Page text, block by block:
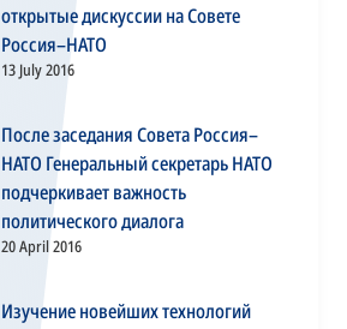
открытые дискуссии на Совете
Россия–НАТО
13 July 2016
После заседания Совета Россия–
НАТО Генеральный секретарь НАТО
подчеркивает важность
политического диалога
20 April 2016
Изучение новейших технологий